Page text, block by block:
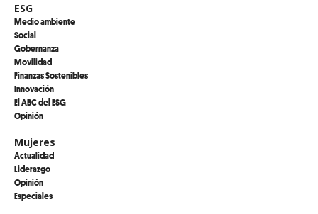
ESG
Medio ambiente
Social
Gobernanza
Movilidad
Finanzas Sostenibles
Innovación
El ABC del ESG
Opinión
Mujeres
Actualidad
Liderazgo
Opinión
Especiales